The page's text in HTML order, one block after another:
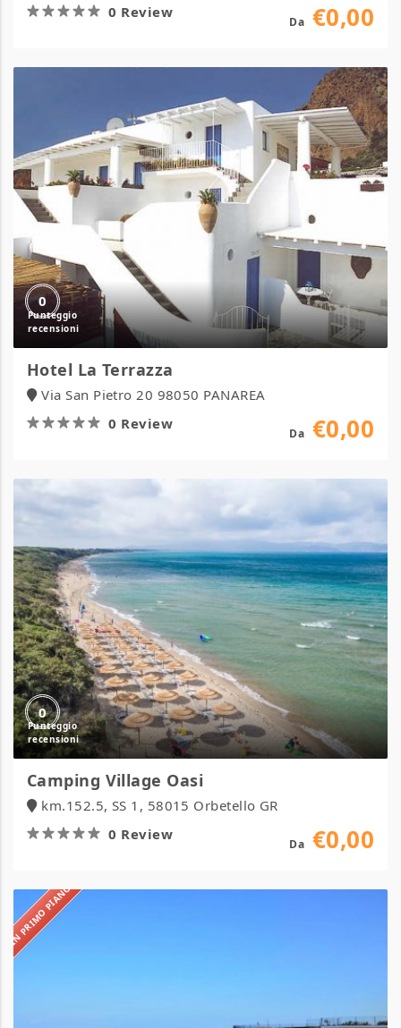
0 Review
Da €0,00
0
Terrazza
Hotel La Terrazza
Via San Pietro 20 98050 PANAREA
0 Review
Da €0,00
0
Camping
Oasi
Camping Village Oasi
km.152.5, SS 1, 58015 Orbetello GR
0 Review
Da €0,00
IN PRIMO PIANO